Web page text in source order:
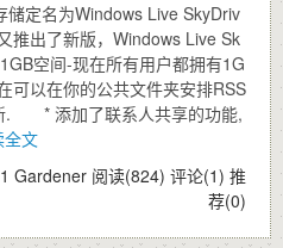
定名为Windows Live SkyDriv
推出了新版，Windows Live Sk
空间-现在所有用户都拥有1G
以在你的公共文件夹安排RSS
. * 添加了联系人共享的功能,
全文
Gardener 阅读(824) 评论(1) 推
荐(0)